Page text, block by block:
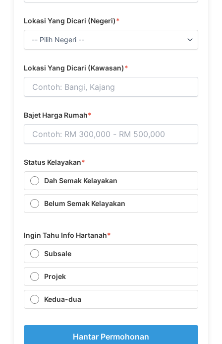
Lokasi Yang Dicari (Negeri)*
Lokasi Yang Dicari (Kawasan)*
Bajet Harga Rumah*
Status Kelayakan*
Dah Semak Kelayakan
Belum Semak Kelayakan
Ingin Tahu Info Hartanah*
Subsale
Projek
Kedua-dua
Hantar Permohonan